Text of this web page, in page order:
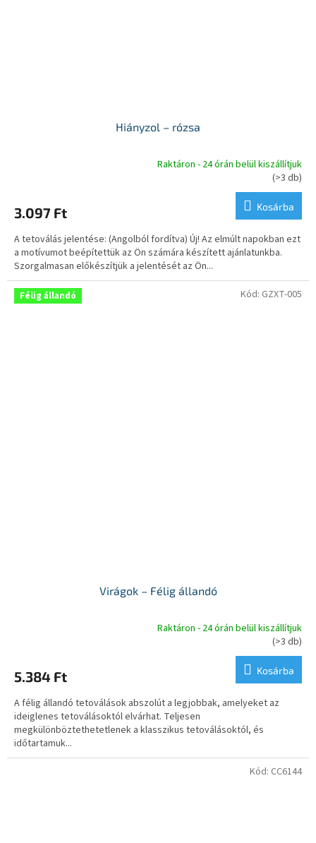
Hiányzol – rózsa
értékelése
ből
5,0
csillag.
Raktáron - 24 órán belül kiszállítjuk
(>3 db)
3.097 Ft Kosárba
A tetoválás jelentése: (Angolból fordítva) Új! Az elmúlt napokban ezt
a motívumot beépítettük az Ön számára készített ajánlatunkba.
Szorgalmasan előkészítjük a jelentését az Ön...
Félig állandó
Virágok – Félig állandó
értékelése
ből
5,0
csillag.
Raktáron - 24 órán belül kiszállítjuk
(>3 db)
5.384 Ft Kosárba
A félig állandó tetoválások abszolút a legjobbak, amelyeket az
ideiglenes tetoválásoktól elvárhat. Teljesen
megkülönböztethetetlenek a klasszikus tetoválásoktól, és
időtartamuk...
Kód: GZXT-005
Kód: CC6144